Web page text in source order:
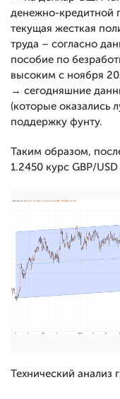
денежно-кредитной
текущая жесткая
труда – согласно
пособие по
высоким с ноября
→ сегодняшние
(которые оказались
поддержку фунту.
Таким образом,
1.2450 курс GBP/
Технический анализ